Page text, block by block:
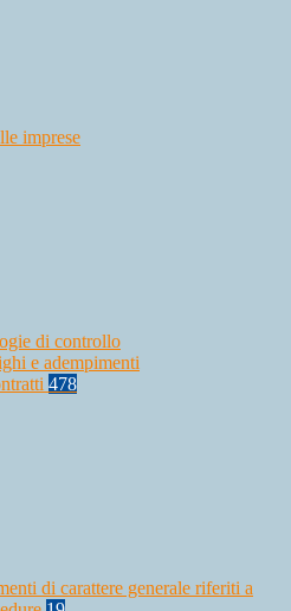
imprese
di controllo
e adempimenti
478
di carattere generale riferiti a